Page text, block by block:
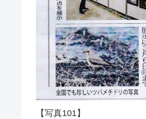
【写真101】